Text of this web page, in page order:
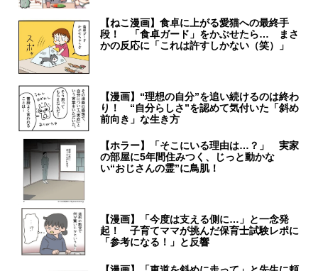
【ねこ漫画】食卓に上がる愛猫への最終手
段！ 「食卓ガード」をかぶせたら… まさ
かの反応に「これは許すしかない（笑）」
【漫画】“理想の自分”を追い続けるのは終わ
り！ “自分らしさ”を認めて気付いた「斜め
前向き」な生き方
【ホラー】「そこにいる理由は…？」 実家
の部屋に5年間住みつく、じっと動かな
い“おじさんの霊”に鳥肌！
【漫画】「今度は支える側に…」と一念発
起！ 子育てママが挑んだ保育士試験レポに
「参考になる！」と反響